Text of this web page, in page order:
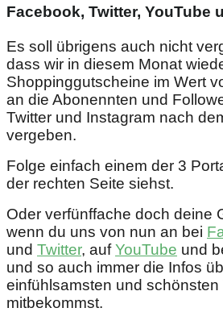
Facebook, Twitter, YouTube
Es soll übrigens auch nicht
dass wir in diesem Monat
Shoppinggutscheine im Wert
an die Abonennten und
Twitter und Instagram nach
vergeben.
Folge einfach einem der 3
der rechten Seite siehst.
Oder verfünffache doch deine
wenn du uns von nun an bei
und Twitter, aufYouTube und
und so auch immer die Infos
einfühlsamsten und
mitbekommst.